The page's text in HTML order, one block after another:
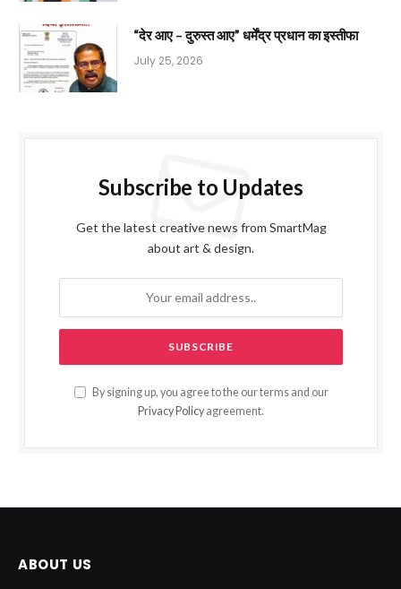
“देर आए – दुरुस्त आए” धर्मेंद्र प्रधान का इस्तीफा
July 25, 2026
Subscribe to Updates
Get the latest creative news from SmartMag
about art & design.
By signing up, you agree to the our terms and our
Privacy Policy agreement.
ABOUT US